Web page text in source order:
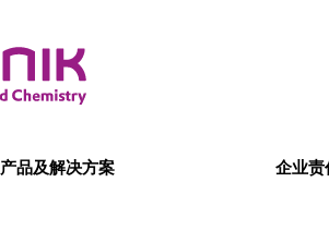
产品及解决方案 企业责